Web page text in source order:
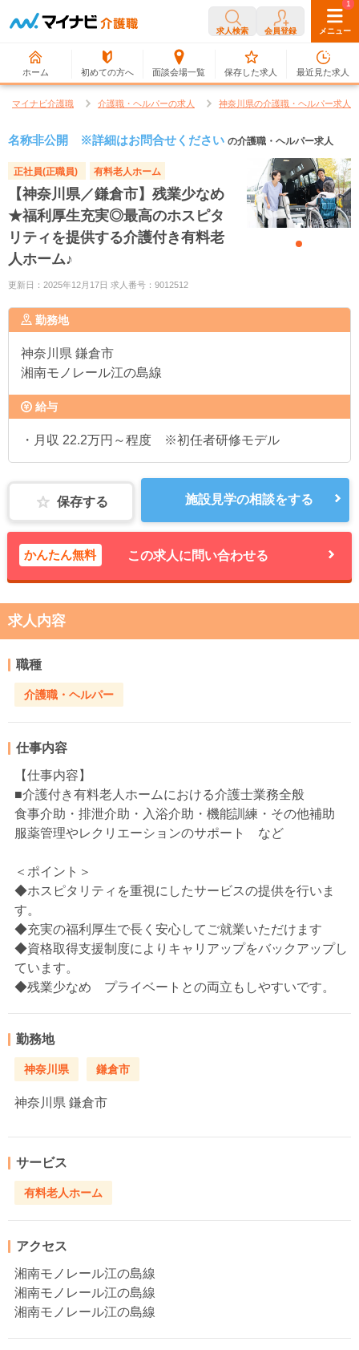
求人検索 会員登録 メニュー
ホーム 初めての方へ 面談会場一覧
0
保存した求人
1
最近見た求人
マイナビ介護職 介護職・ヘルパーの求人 神奈川県の介護職・ヘルパー求人
名称非公開 ※詳細はお問合せください の介護職・ヘルパー求人
正社員(正職員) 有料老人ホーム
【神奈川県／鎌倉市】残業少なめ
★福利厚生充実◎最高のホスピタ
リティを提供する介護付き有料老
人ホーム♪
更新日：2025年12月17日 求人番号：9012512
勤務地
神奈川県 鎌倉市
湘南モノレール江の島線
給与
・月収 22.2万円～程度 ※初任者研修モデル
保存する 施設見学の相談をする
かんたん無料 この求人に問い合わせる
求人内容
職種
介護職・ヘルパー
仕事内容
【仕事内容】
■介護付き有料老人ホームにおける介護士業務全般
食事介助・排泄介助・入浴介助・機能訓練・その他補助
服薬管理やレクリエーションのサポート など
＜ポイント＞
◆ホスピタリティを重視にしたサービスの提供を行いま
す。
◆充実の福利厚生で長く安心してご就業いただけます
◆資格取得支援制度によりキャリアップをバックアップし
ています。
◆残業少なめ プライベートとの両立もしやすいです。
勤務地
神奈川県 鎌倉市
神奈川県 鎌倉市
サービス
有料老人ホーム
アクセス
湘南モノレール江の島線
湘南モノレール江の島線
湘南モノレール江の島線